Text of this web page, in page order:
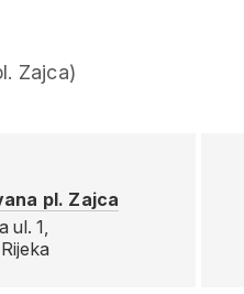
Zajca)
pl. Zajca
ul. 1,